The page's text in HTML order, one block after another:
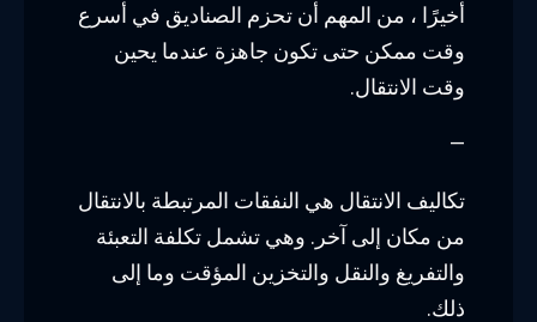
أخيرًا ، من المهم أن تحزم الصناديق في أسرع
وقت ممكن حتى تكون جاهزة عندما يحين
وقت الانتقال.
—
تكاليف الانتقال هي النفقات المرتبطة بالانتقال
من مكان إلى آخر. وهي تشمل تكلفة التعبئة
والتفريغ والنقل والتخزين المؤقت وما إلى
ذلك.